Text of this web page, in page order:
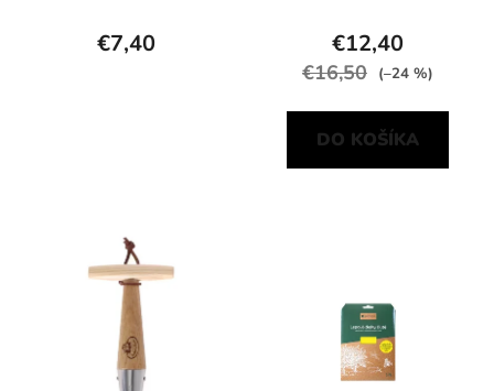
€7,40 €12,40
€16,50 (–24 %)
DO KOŠÍKA